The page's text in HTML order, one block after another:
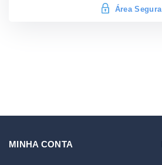
Área Segura
MINHA CONTA